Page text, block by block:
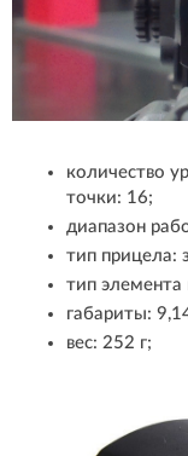
количество
точки: 16;
диапазон
тип прицела:
тип элемента
габариты:
вес: 252 г;